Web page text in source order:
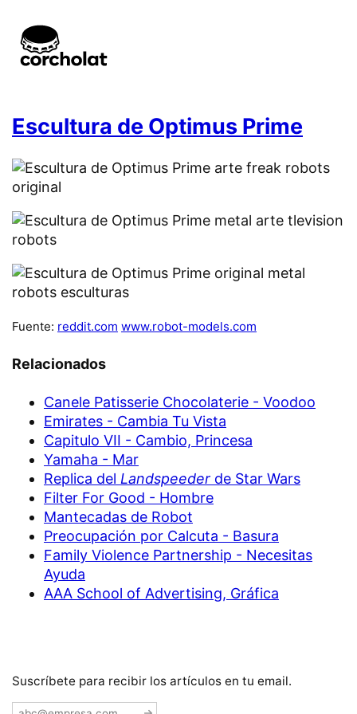
Escultura de Optimus Prime
Fuente: reddit.com www.robot-models.com
Relacionados
Canele Patisserie Chocolaterie - Voodoo
Emirates - Cambia Tu Vista
Capitulo VII - Cambio, Princesa
Yamaha - Mar
Replica del Landspeeder de Star Wars
Filter For Good - Hombre
Mantecadas de Robot
Preocupación por Calcuta - Basura
Family Violence Partnership - Necesitas
Ayuda
AAA School of Advertising, Gráfica
Suscríbete para recibir los artículos en tu email.